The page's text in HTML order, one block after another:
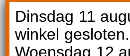
Reviews
Dinsdag 11
winkel gesloten.
Woensdag 12